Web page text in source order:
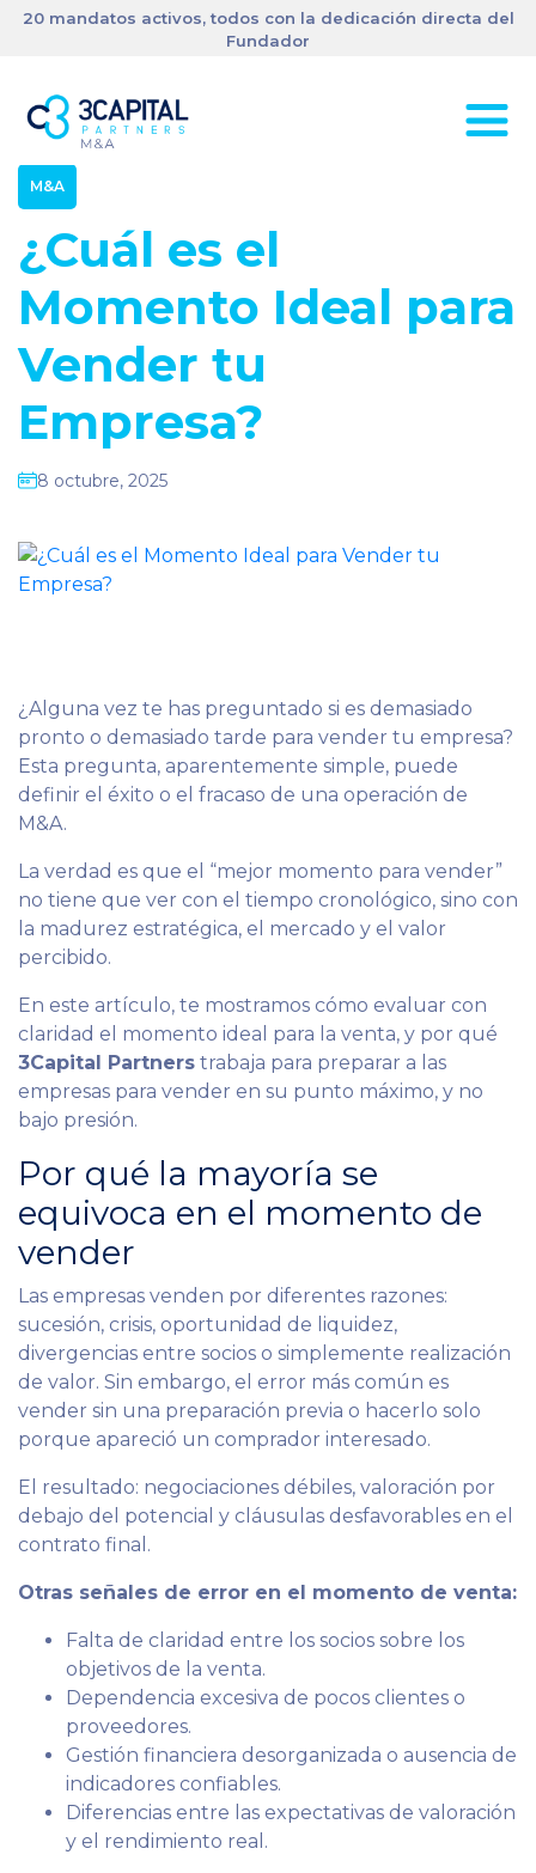
20 mandatos activos, todos con la dedicación directa del
Fundador
M&A
¿Cuál es el
Momento Ideal para
Vender tu
Empresa?
8 octubre, 2025
¿Alguna vez te has preguntado si es demasiado
pronto o demasiado tarde para vender tu empresa?
Esta pregunta, aparentemente simple, puede
definir el éxito o el fracaso de una operación de
M&A.
La verdad es que el “mejor momento para vender”
no tiene que ver con el tiempo cronológico, sino con
la madurez estratégica, el mercado y el valor
percibido.
En este artículo, te mostramos cómo evaluar con
claridad el momento ideal para la venta, y por qué
3Capital Partners trabaja para preparar a las
empresas para vender en su punto máximo, y no
bajo presión.
Por qué la mayoría se
equivoca en el momento de
vender
Las empresas venden por diferentes razones:
sucesión, crisis, oportunidad de liquidez,
divergencias entre socios o simplemente realización
de valor. Sin embargo, el error más común es
vender sin una preparación previa o hacerlo solo
porque apareció un comprador interesado.
El resultado: negociaciones débiles, valoración por
debajo del potencial y cláusulas desfavorables en el
contrato final.
Otras señales de error en el momento de venta:
Falta de claridad entre los socios sobre los
objetivos de la venta.
Dependencia excesiva de pocos clientes o
proveedores.
Gestión financiera desorganizada o ausencia de
indicadores confiables.
Diferencias entre las expectativas de valoración
y el rendimiento real.